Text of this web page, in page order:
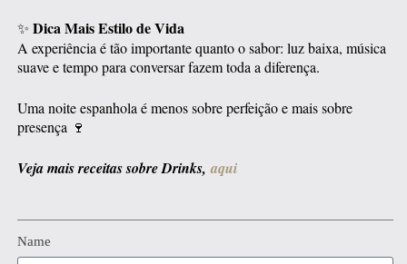
✨ Dica Mais Estilo de Vida
A experiência é tão importante quanto o sabor: luz baixa, música
suave e tempo para conversar fazem toda a diferença.
Uma noite espanhola é menos sobre perfeição e mais sobre
presença 🍷
Veja mais receitas sobre Drinks,aqui
Name